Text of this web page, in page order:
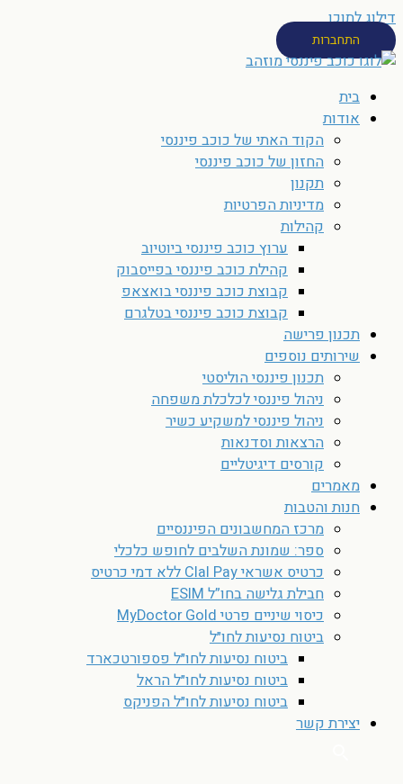
דילוג לתוכן
התחברות
בית
אודות
הקוד האתי של כוכב פיננסי
החזון של כוכב פיננסי
תקנון
מדיניות הפרטיות
קהילות
ערוץ כוכב פיננסי ביוטיוב
קהילת כוכב פיננסי בפייסבוק
קבוצת כוכב פיננסי בואצאפ
קבוצת כוכב פיננסי בטלגרם
תכנון פרישה
שירותים נוספים
תכנון פיננסי הוליסטי
ניהול פיננסי לכלכלת משפחה
ניהול פיננסי למשקיע כשיר
הרצאות וסדנאות
קורסים דיגיטליים
מאמרים
חנות והטבות
מרכז המחשבונים הפיננסיים
ספר: שמונת השלבים לחופש כלכלי
כרטיס אשראי Clal Pay ללא דמי כרטיס
חבילת גלישה בחו”ל ESIM
כיסוי שיניים פרטי MyDoctor Gold
ביטוח נסיעות לחו״ל
ביטוח נסיעות לחו״ל פספורטכארד
ביטוח נסיעות לחו״ל הראל
ביטוח נסיעות לחו״ל הפניקס
יצירת קשר